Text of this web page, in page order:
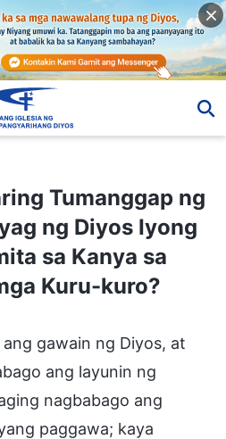
Tumanggap ng
ng Diyos Iyong
sa Kanya sa
Kuru-kuro?
gawain ng Diyos, at
ang layunin ng
nagbabago ang
paggawa; kaya